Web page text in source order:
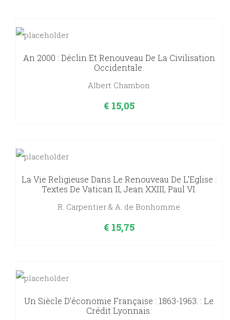
An 2000 : Déclin Et Renouveau De La Civilisation
Occidentale.
Albert Chambon
€15,05
La Vie Religieuse Dans Le Renouveau De L’Eglise :
Textes De Vatican II, Jean XXIII, Paul VI.
R. Carpentier & A. de Bonhomme
€15,75
Un Siècle D’économie Française : 1863-1963. : Le
Crédit Lyonnais.